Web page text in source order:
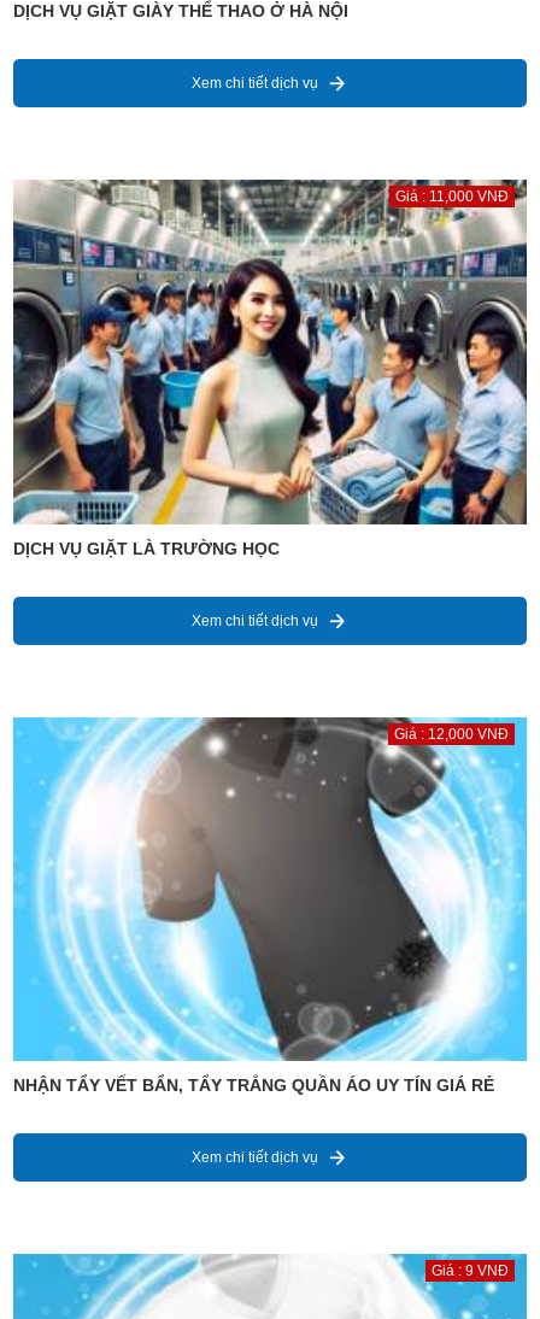
DỊCH VỤ GIẶT GIÀY THỂ THAO Ở HÀ NỘI
Xem chi tiết dịch vụ
Giá : 11,000 VNĐ
DỊCH VỤ GIẶT LÀ TRƯỜNG HỌC
Xem chi tiết dịch vụ
Giá : 12,000 VNĐ
NHẬN TẨY VẾT BẨN, TẨY TRẮNG QUẦN ÁO UY TÍN GIÁ RẺ
Xem chi tiết dịch vụ
Giá : 9 VNĐ